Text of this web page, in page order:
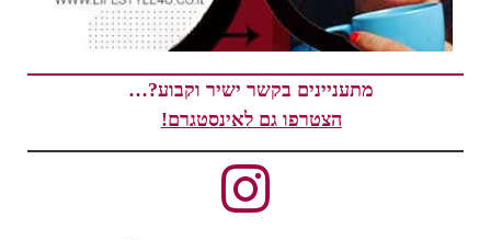
מתעניינים בקשר ישיר וקבוע?…
הצטרפו גם לאינסטגרם!